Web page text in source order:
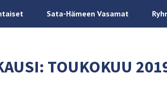
Sata-Hämeen Vasamat
TOUKOKUU